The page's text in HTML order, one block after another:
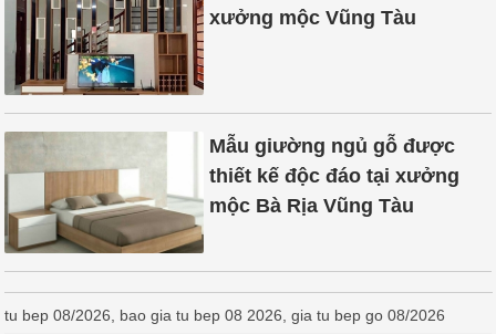
xưởng mộc Vũng Tàu
Mẫu giường ngủ gỗ được
thiết kế độc đáo tại xưởng
mộc Bà Rịa Vũng Tàu
tu bep 08/2026, bao gia tu bep 08 2026, gia tu bep go 08/2026